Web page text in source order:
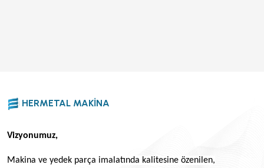
HERMETAL MAKINA
Vizyonumuz,
Makina ve yedek parça imalatında kalitesine özenilen,